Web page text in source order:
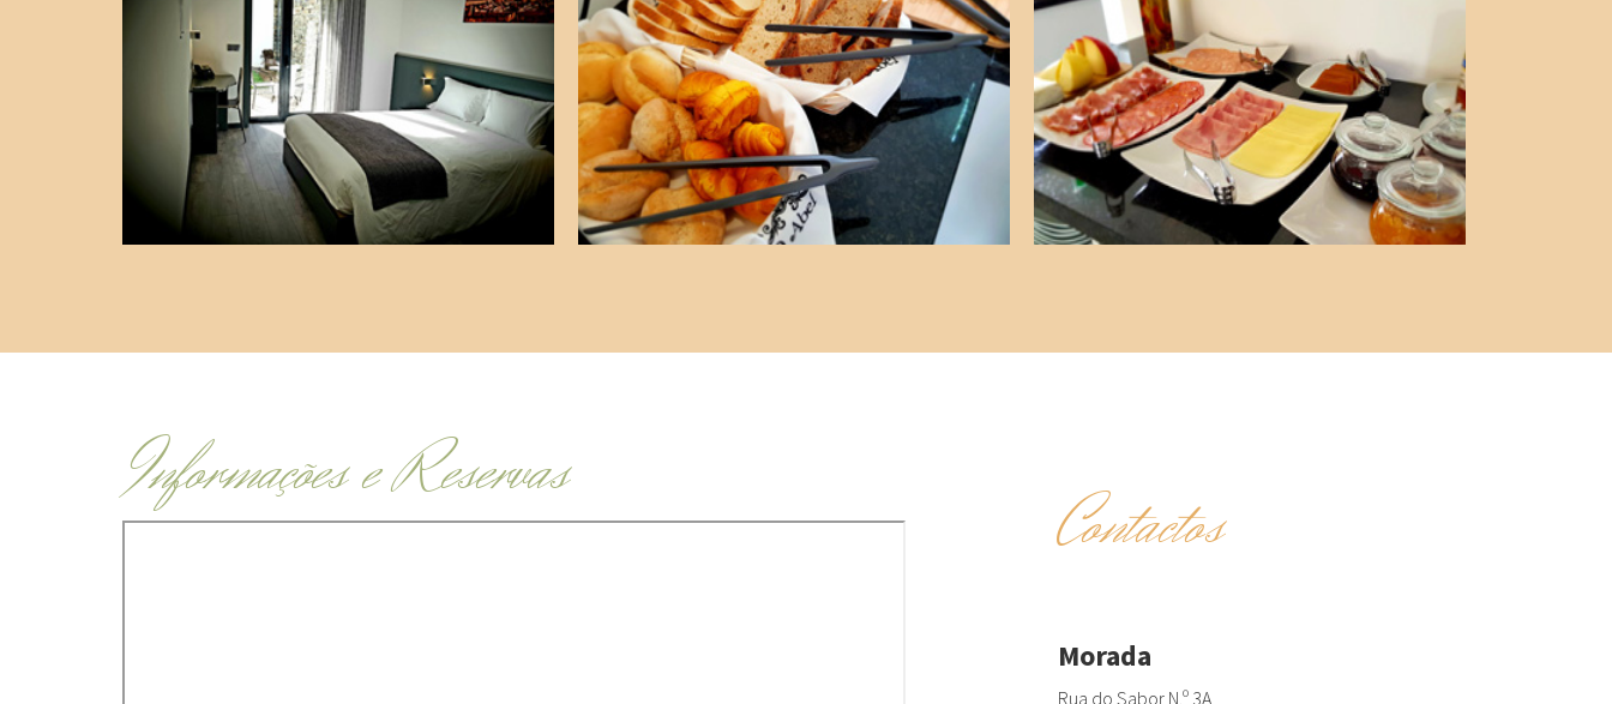
Informações e Reservas
Contactos
Morada
Rua do Sabor N.º 3A